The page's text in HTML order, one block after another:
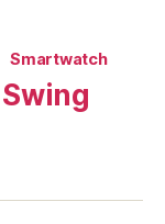
Smartwatch
Swing